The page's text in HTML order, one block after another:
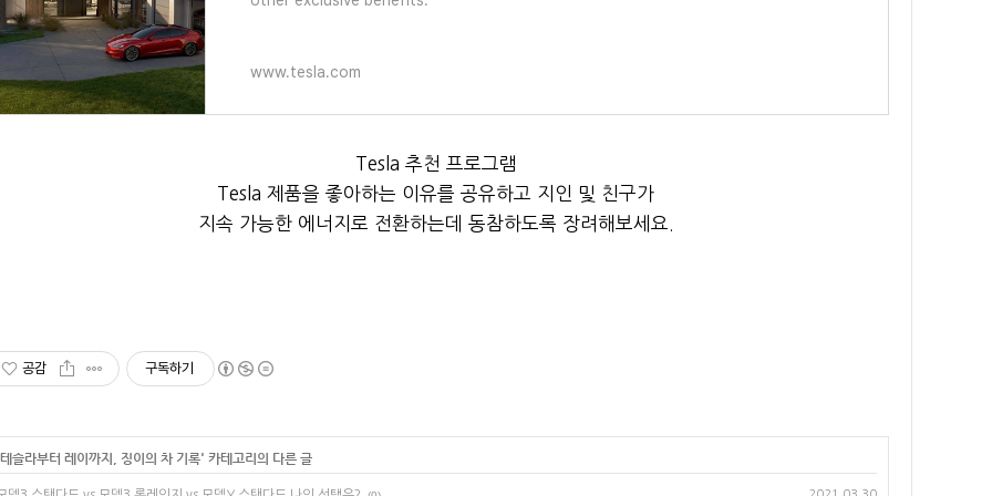
www.tesla.com
Tesla 추천 프로그램
Tesla 제품을 좋아하는 이유를 공유하고 지인 및 친구가
지속 가능한 에너지로 전환하는데 동참하도록 장려해보세요.
공감 구독하기
테슬라부터 레이까지, 징이의 차 기록' 카테고리의 다른 글